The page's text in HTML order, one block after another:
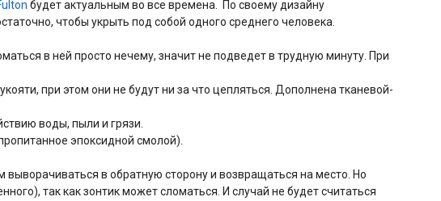
будет актуальным во все времена. По своему дизайну
чтобы укрыть под собой одного среднего человека.
в ней просто нечему, значит не подведет в трудную минуту. При
при этом они не будут ни за что цепляться. Дополнена тканевой-
воды, пыли и грязи.
эпоксидной смолой).
в обратную сторону и возвращаться на место. Но
так как зонтик может сломаться. И случай не будет считаться